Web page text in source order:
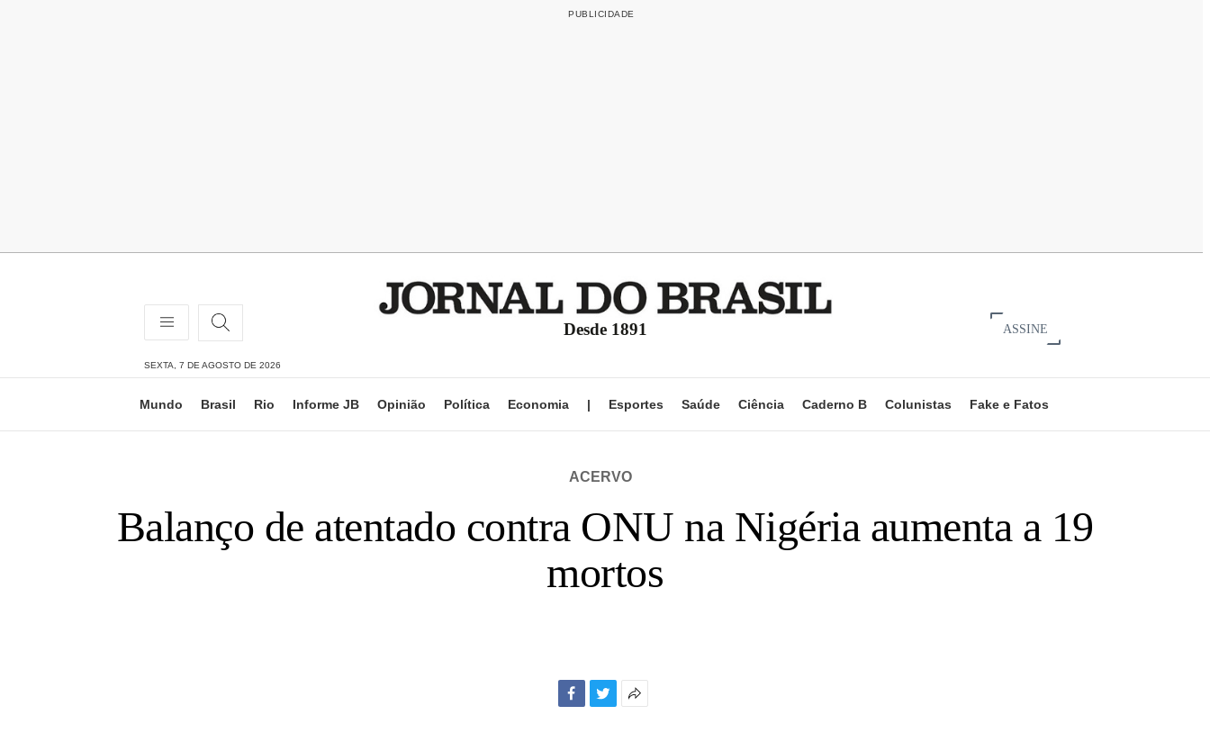
Desde 1891 ASSINE
SEXTA, 7 DE AGOSTO DE 2026
Mundo Brasil Rio Informe JB Opinião Política Economia | Esportes Saúde Ciência Caderno B Colunistas Fake e Fatos
ACERVO
Balanço de atentado contra ONU na Nigéria aumenta a 19
mortos